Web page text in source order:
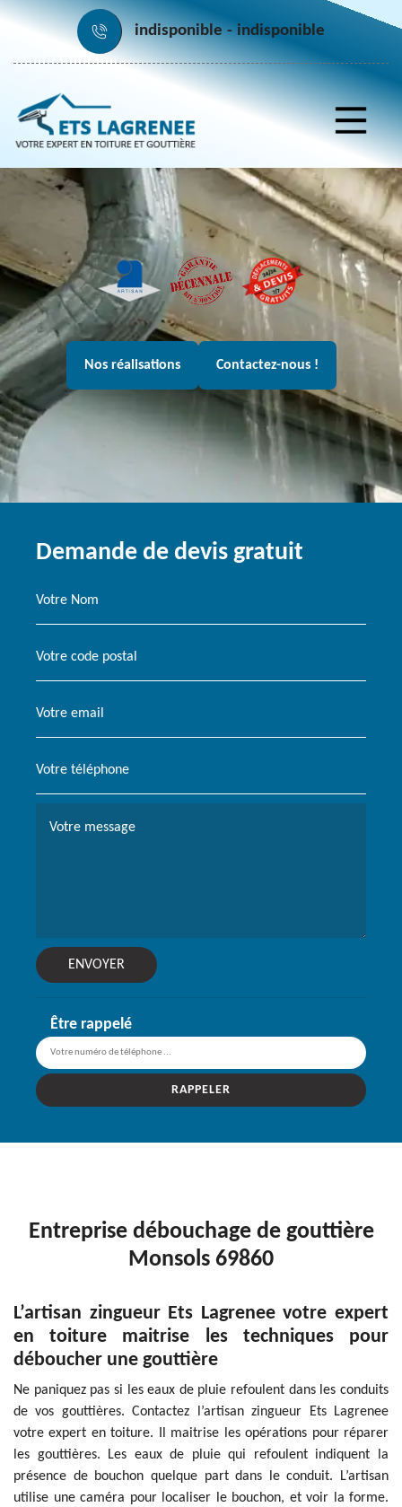
indisponible indisponible
Nos réalisations Contactez-nous !
Demande de devis gratuit
Être rappelé
Entreprise débouchage de gouttière
Monsols 69860
L’artisan zingueur Ets Lagrenee votre expert
en toiture maitrise les techniques pour
déboucher une gouttière
Ne paniquez pas si les eaux de pluie refoulent dans les conduits
de vos gouttières. Contactez l’artisan zingueur Ets Lagrenee
votre expert en toiture. Il maitrise les opérations pour réparer
les gouttières. Les eaux de pluie qui refoulent indiquent la
présence de bouchon quelque part dans le conduit. L’artisan
utilise une caméra pour localiser le bouchon, et voir la forme.